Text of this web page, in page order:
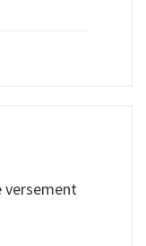
versement